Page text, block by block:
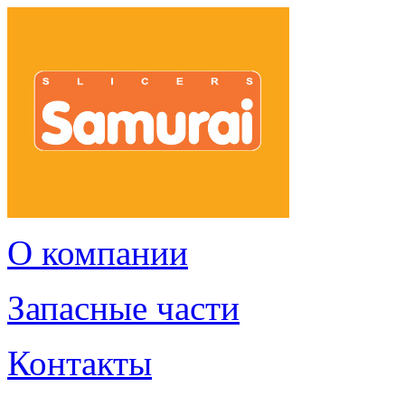
О компании
Запасные части
Контакты